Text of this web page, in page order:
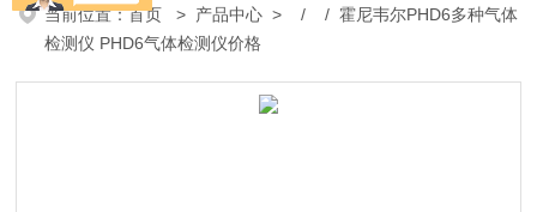
当前位置：首页 > 产品中心 > / / 霍尼韦尔PHD6多种气体
检测仪 PHD6气体检测仪价格